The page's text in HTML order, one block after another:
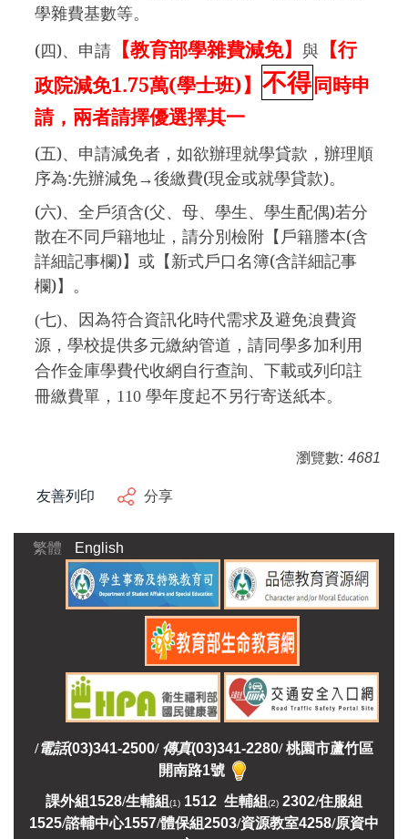
學雜費基數等。
(四)、 申請 【教育部學雜費減免】 與 【行
政院減免1.75萬(學士班)】 不得 同時申
請，兩者請擇優選擇其一
(五)、申請減免者，如欲辦理就學貸款，辦理順
序為:先辦減免→後繳費(現金或就學貸款)。
(六)、全戶須含(父、母、學生、學生配偶)若分
散在不同戶籍地址，請分別檢附【戶籍謄本(含
詳細記事欄)】或【新式戶口名簿(含詳細記事
欄)】。
(七)、因為符合資訊化時代需求及避免浪費資
源，學校提供多元繳納管道，請同學多加利用
合作金庫學費代收網自行查詢、下載或列印註
冊繳費單， 110 學年度起不另行寄送紙本。
瀏覽數: 4681
友善列印 分享
繁體 English
/電話(03)341-2500/ 傳真(03)341-2280/ 桃園市蘆竹區
開南路1號
課外組 1528/生輔組 (1) 1512 生輔組 (2) 2302/住服組
1525/諮輔中心1557/體保組2503/資源教室4258/原資中